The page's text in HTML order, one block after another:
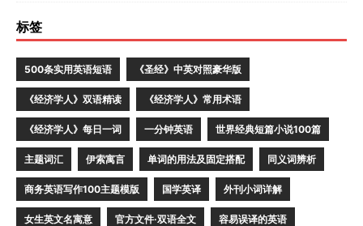
标签
500条实用英语短语 《圣经》中英对照豪华版
《经济学人》双语精读 《经济学人》常用术语
《经济学人》每日一词 一分钟英语 世界经典短篇小说100篇
主题词汇 伊索寓言 单词的用法及固定搭配 同义词辨析
商务英语写作100主题模版 国学英译 外刊小词详解
女生英文名寓意 官方文件·双语全文 容易误译的英语